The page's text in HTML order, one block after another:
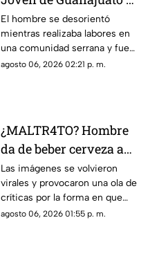
encontrado en la Sierra
Gorda de Querétaro
El hombre se desorientó
mientras realizaba labores en
una comunidad serrana y fue
encontrado durante la noche
agosto 06, 2026 02:21 p. m.
¿MALTR4TO? Hombre
da de beber cerveza a
caballo tras desfile; así
reaccionó el animal
Las imágenes se volvieron
virales y provocaron una ola de
críticas por la forma en que
fue tratado el animal al
agosto 06, 2026 01:55 p. m.